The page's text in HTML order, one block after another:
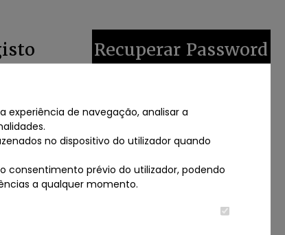
experiência de navegação, analisar a
no dispositivo do utilizador quando
consentimento prévio do utilizador, podendo
a qualquer momento.
Recuperar Password
SUA PASSWORD?
verificar a sua conta.